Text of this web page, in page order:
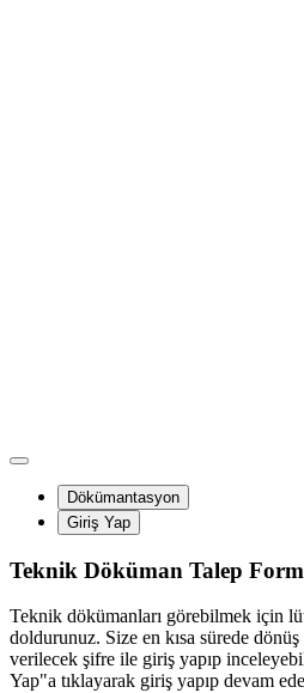
Dökümantasyon
Giriş Yap
Teknik Döküman Talep
Teknik dökümanları görebilmek için
doldurunuz. Size en kısa sürede dönüş
verilecek şifre ile giriş yapıp
Yap"a tıklayarak giriş yapıp devam